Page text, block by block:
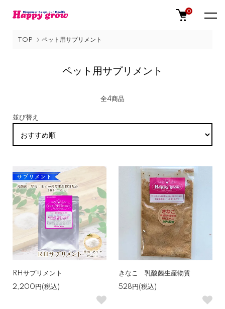
0
TOP ペット用サプリメント
ペット用サプリメント
全4商品
並び替え
RHサプリメント
2,200円(税込)
きなこ 乳酸菌生産物質
528円(税込)